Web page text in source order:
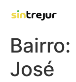
Bairro:
José